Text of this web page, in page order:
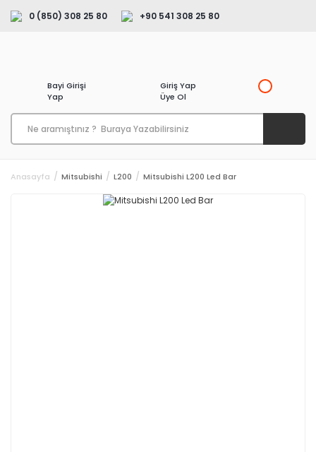
0 (850) 308 25 80 +90 541 308 25 80
Bayi Girişi
Yap
Giriş Yap
Üye Ol
Anasayfa Mitsubishi L200 Mitsubishi L200 Led Bar